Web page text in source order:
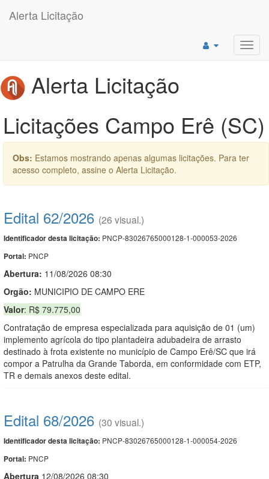
Alerta Licitação
Alerta Licitação
Licitações Campo Erê (SC)
Obs: Estamos mostrando apenas algumas licitações. Para ter
acesso completo, assine o Alerta Licitação.
Edital 62/2026 (26 visual.)
Identificador desta licitação: PNCP-83026765000128-1-000053-2026
Portal: PNCP
Abertura: 11/08/2026 08:30
Orgão: MUNICIPIO DE CAMPO ERE
Valor: R$ 79.775,00
Contratação de empresa especializada para aquisição de 01 (um)
implemento agrícola do tipo plantadeira adubadeira de arrasto
destinado à frota existente no município de Campo Erê/SC que irá
compor a Patrulha da Grande Taborda, em conformidade com ETP,
TR e demais anexos deste edital.
Edital 68/2026 (30 visual.)
Identificador desta licitação: PNCP-83026765000128-1-000054-2026
Portal: PNCP
Abertura 12/08/2026 08:30